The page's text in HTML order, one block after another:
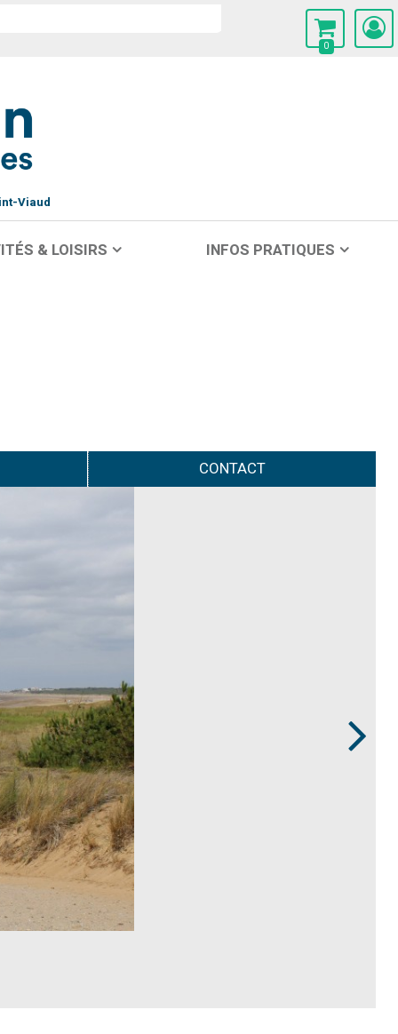
0
Viaud
& LOISIRS INFOS PRATIQUES
CONTACT